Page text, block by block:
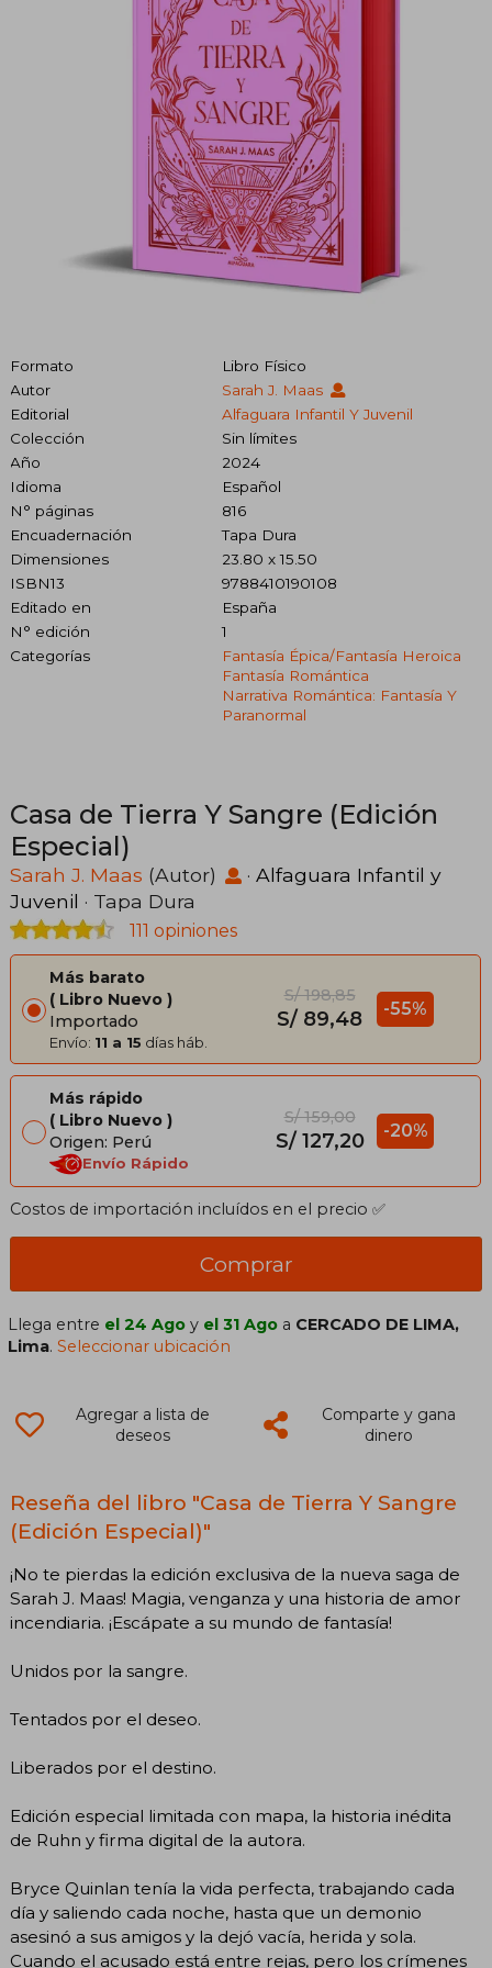
Formato
Libro Físico
Autor
Sarah J. Maas
Editorial
Alfaguara Infantil Y Juvenil
Colección
Sin límites
Año
2024
Idioma
Español
N° páginas
816
Encuadernación
Tapa Dura
Dimensiones
23.80 x 15.50
ISBN13
9788410190108
Editado en
España
N° edición
1
Categorías
Fantasía Épica/fantasía Heroica
Fantasía Romántica
Narrativa Romántica: Fantasía Y
Paranormal
Casa de Tierra Y Sangre (Edición
Especial)
Sarah J. Maas (Autor) · Alfaguara Infantil y
Juvenil · Tapa Dura
111 opiniones
Más barato
Libro Nuevo
Importado
Envío: 11 a 15 días háb.
S/ 198,85
S/ 89,48 -55%
Más rápido
Libro Nuevo
Origen: Perú
Envío Rápido
S/ 159,00
S/ 127,20 -20%
Costos de importación incluídos en el precio ✅
Comprar
Llega entre el 24 Ago y el 31 Ago a CERCADO DE LIMA,
Lima.Seleccionar ubicación
Agregar a lista de
deseos
Comparte y gana
dinero
Reseña del libro "Casa de Tierra Y Sangre
(Edición Especial)"
¡No te pierdas la edición exclusiva de la nueva saga de
Sarah J. Maas! Magia, venganza y una historia de amor
incendiaria. ¡Escápate a su mundo de fantasía!
Unidos por la sangre.
Tentados por el deseo.
Liberados por el destino.
Edición especial limitada con mapa, la historia inédita
de Ruhn y firma digital de la autora.
Bryce Quinlan tenía la vida perfecta, trabajando cada
día y saliendo cada noche, hasta que un demonio
asesinó a sus amigos y la dejó vacía, herida y sola.
Cuando el acusado está entre rejas, pero los crímenes